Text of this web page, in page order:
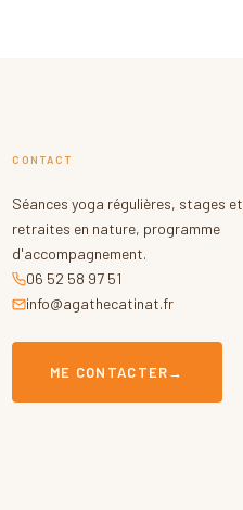
CONTACT
Séances yoga régulières, stages et
retraites en nature, programme
d'accompagnement.
06 52 58 97 51
info@agathecatinat.fr
ME CONTACTER→